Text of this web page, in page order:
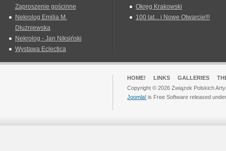
Zaproszenie gościnne
Nekrolog Emilia M.
Dłużniewska
Nekrolog - Jan Niksiński
Wystawa Eclectica
Okręg Krakowski
100 lat... i Nowe Otwarcie!!!
HOME! LINKS GALLERIES
Copyright © 2026 Związek Polskich
Joomla! is Free Software released